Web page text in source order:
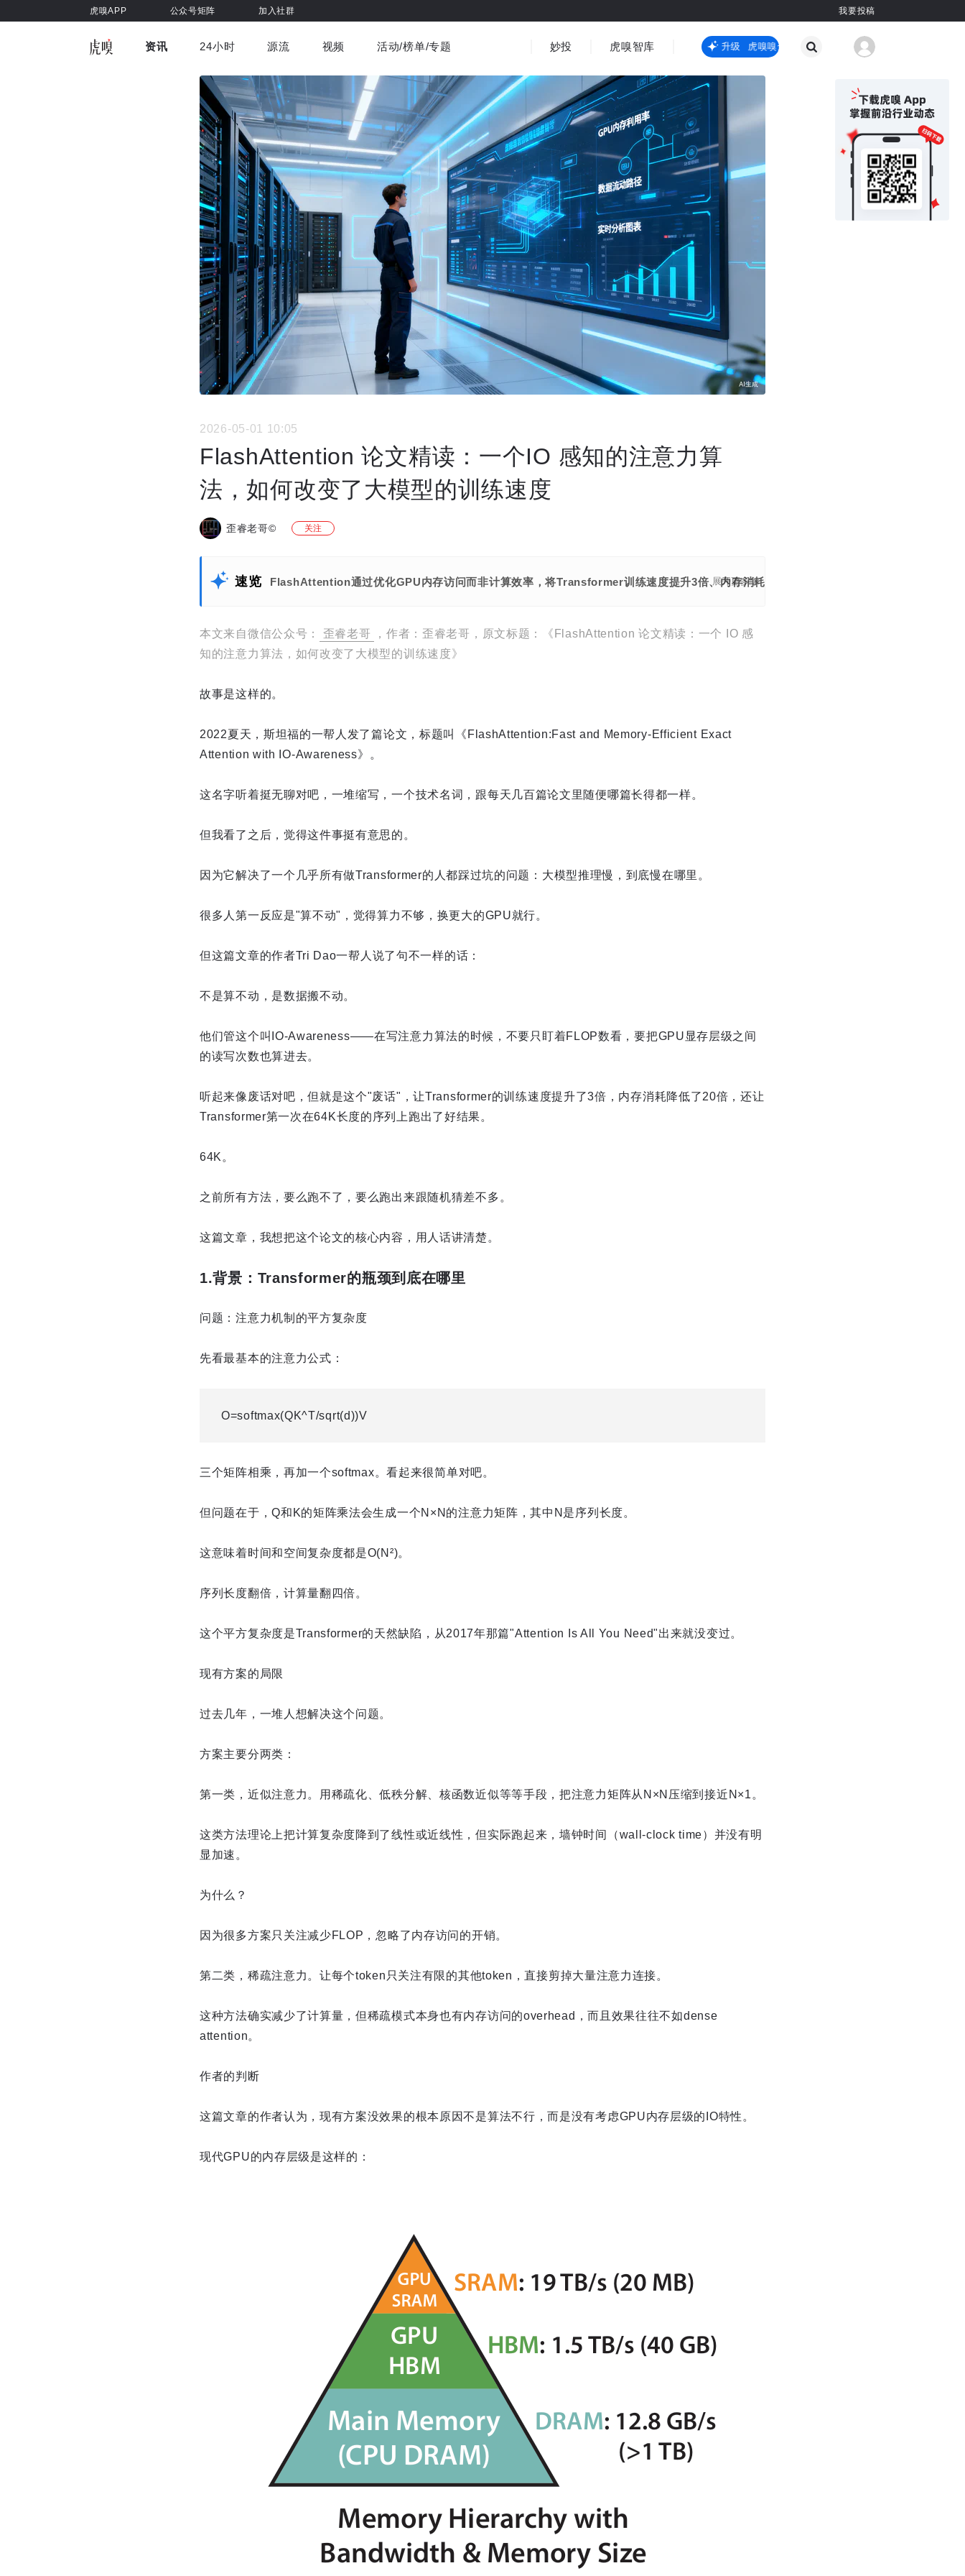
虎嗅APP 公众号矩阵 加入社群 我要投稿
资讯
车与出行 商业消费 社会文化 金融财经 出海
国际热点
健康 书影音 医疗 3C数码 观点 其他
24小时 源流 视频
虎嗅视界 视频精选
活动/榜单/专题 妙投 虎嗅智库虎嗅嗅全新升级 虎嗅嗅全新升级
2026-05-01 10:05
FlashAttention 论文精读：一个IO 感知的注意力算
法，如何改变了大模型的训练速度
歪睿老哥© 关注
速览 FlashAttention通过优化GPU内存访问而非计算效率，将Transformer训练速度提升3倍、内存消耗降低20倍，首次实现64K长序列的有效
展开更多
本文来自微信公众号： 歪睿老哥
，作者：歪睿老哥，原文标题：《FlashAttention 论文精读：一个 IO 感
知的注意力算法，如何改变了大模型的训练速度》
故事是这样的。
2022夏天，斯坦福的一帮人发了篇论文，标题叫《FlashAttention:Fast and Memory-Efficient Exact
Attention with IO-Awareness》。
这名字听着挺无聊对吧，一堆缩写，一个技术名词，跟每天几百篇论文里随便哪篇长得都一样。
但我看了之后，觉得这件事挺有意思的。
因为它解决了一个几乎所有做Transformer的人都踩过坑的问题：大模型推理慢，到底慢在哪里。
很多人第一反应是"算不动"，觉得算力不够，换更大的GPU就行。
但这篇文章的作者Tri Dao一帮人说了句不一样的话：
不是算不动，是数据搬不动。
他们管这个叫IO-Awareness——在写注意力算法的时候，不要只盯着FLOP数看，要把GPU显存层级之间
的读写次数也算进去。
听起来像废话对吧，但就是这个"废话"，让Transformer的训练速度提升了3倍，内存消耗降低了20倍，还让
Transformer第一次在64K长度的序列上跑出了好结果。
64K。
之前所有方法，要么跑不了，要么跑出来跟随机猜差不多。
这篇文章，我想把这个论文的核心内容，用人话讲清楚。
1.背景：Transformer的瓶颈到底在哪里
问题：注意力机制的平方复杂度
先看最基本的注意力公式：
O=softmax(QK^T/sqrt(d))V
三个矩阵相乘，再加一个softmax。看起来很简单对吧。
但问题在于，Q和K的矩阵乘法会生成一个N×N的注意力矩阵，其中N是序列长度。
这意味着时间和空间复杂度都是O(N²)。
序列长度翻倍，计算量翻四倍。
这个平方复杂度是Transformer的天然缺陷，从2017年那篇"Attention Is All You Need"出来就没变过。
现有方案的局限
过去几年，一堆人想解决这个问题。
方案主要分两类：
第一类，近似注意力。用稀疏化、低秩分解、核函数近似等等手段，把注意力矩阵从N×N压缩到接近N×1。
这类方法理论上把计算复杂度降到了线性或近线性，但实际跑起来，墙钟时间（wall-clock time）并没有明
显加速。
为什么？
因为很多方案只关注减少FLOP，忽略了内存访问的开销。
第二类，稀疏注意力。让每个token只关注有限的其他token，直接剪掉大量注意力连接。
这种方法确实减少了计算量，但稀疏模式本身也有内存访问的overhead，而且效果往往不如dense
attention。
作者的判断
这篇文章的作者认为，现有方案没效果的根本原因不是算法不行，而是没有考虑GPU内存层级的IO特性。
现代GPU的内存层级是这样的：